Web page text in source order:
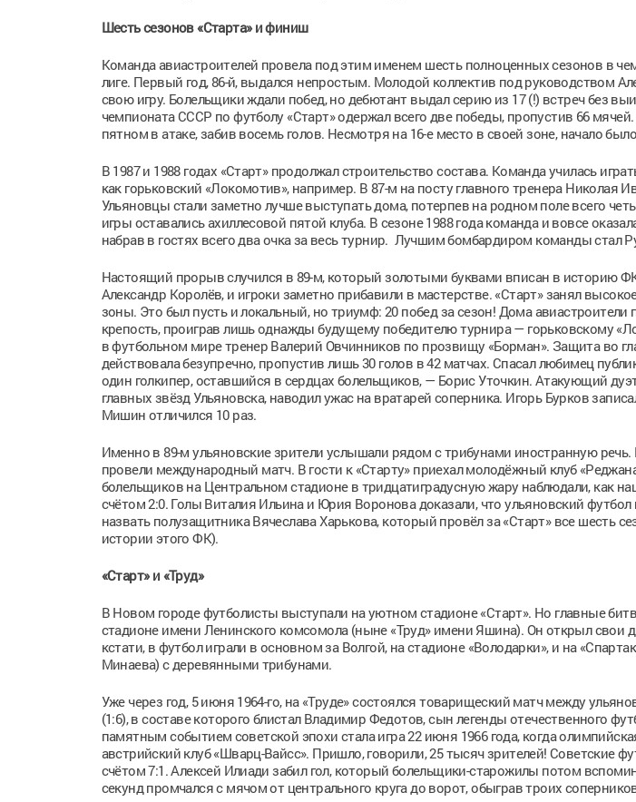
Шесть сезонов «Старта» и финиш
Команда авиастроителей провела под этим именем шесть полноценных сезонов в
лиге. Первый год, 86-й, выдался непростым. Молодой коллектив под руководством
свою игру. Болельщики ждали побед, но дебютант выдал серию из 17 (!) встреч без
чемпионата СССР по футболу «Старт» одержал всего две победы, пропустив 66
пятном в атаке, забив восемь голов. Несмотря на 16-е место в своей зоне, начало
В 1987 и 1988 годах «Старт» продолжал строительство состава. Команда училась
как горьковский «Локомотив», например. В 87-м на посту главного тренера Николая
Ульяновцы стали заметно лучше выступать дома, потерпев на родном поле всего
игры оставались ахиллесовой пятой клуба. В сезоне 1988 года команда и вовсе
набрав в гостях всего два очка за весь турнир. Лучшим бомбардиром команды стал
Настоящий прорыв случился в 89-м, который золотыми буквами вписан в историю
Александр Королёв, и игроки заметно прибавили в мастерстве. «Старт» занял
зоны. Это был пусть и локальный, но триумф: 20 побед за сезон! Дома
крепость, проиграв лишь однажды будущему победителю турнира — горьковскому
в футбольном мире тренер Валерий Овчинников по прозвищу «Борман». Защита во
действовала безупречно, пропустив лишь 30 голов в 42 матчах. Спасал любимец
один голкипер, оставшийся в сердцах болельщиков, — Борис Уточкин. Атакующий
главных звёзд Ульяновска, наводил ужас на вратарей соперника. Игорь Бурков
Мишин отличился 10 раз.
Именно в 89-м ульяновские зрители услышали рядом с трибунами иностранную речь.
провели международный матч. В гости к «Старту» приехал молодёжный клуб
болельщиков на Центральном стадионе в тридцатиградусную жару наблюдали, как
счётом 2:0. Голы Виталия Ильина и Юрия Воронова доказали, что ульяновский
назвать полузащитника Вячеслава Харькова, который провёл за «Старт» все шесть
истории этого ФК).
«Старт» и «Труд»
В Новом городе футболисты выступали на уютном стадионе «Старт». Но главные
стадионе имени Ленинского комсомола (ныне «Труд» имени Яшина). Он открыл свои
кстати, в футбол играли в основном за Волгой, на стадионе «Володарки», и на
Минаева) с деревянными трибунами.
Уже через год, 5 июня 1964-го, на «Труде» состоялся товарищеский матч между
(1:6), в составе которого блистал Владимир Федотов, сын легенды отечественного
памятным событием советской эпохи стала игра 22 июня 1966 года, когда
австрийский клуб «Шварц-Вайсс». Пришло, говорили, 25 тысяч зрителей! Советские
счётом 7:1. Алексей Илиади забил гол, который болельщики-старожилы потом
секунд промчался с мячом от центрального круга до ворот, обыграв троих